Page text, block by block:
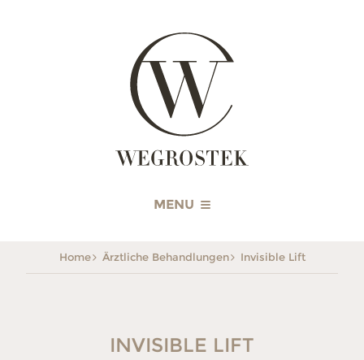
WEGROSTEK
MENU
Home Ärztliche Behandlungen Invisible Lift
INVISIBLE LIFT